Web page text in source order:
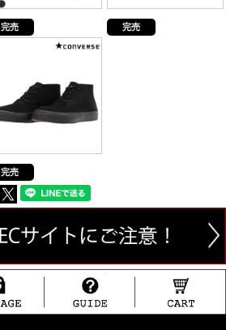
完売 完売
完売